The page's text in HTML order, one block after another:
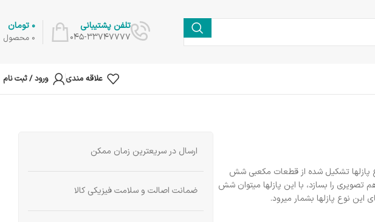
تلفن پشتیبانی
045-33747777
0 محصول
0 تومان
علاقه مندی ورود / ثبت نام
پازلها تشکیل شده از قطعات مکعبی شش
تصویری را بسازد، با این پازلها میتوان شش
این نوع پازلها بشمار میرود.
ارسال در سریعترین زمان ممکن
ضمانت اصالت و سلامت فیزیکی کالا